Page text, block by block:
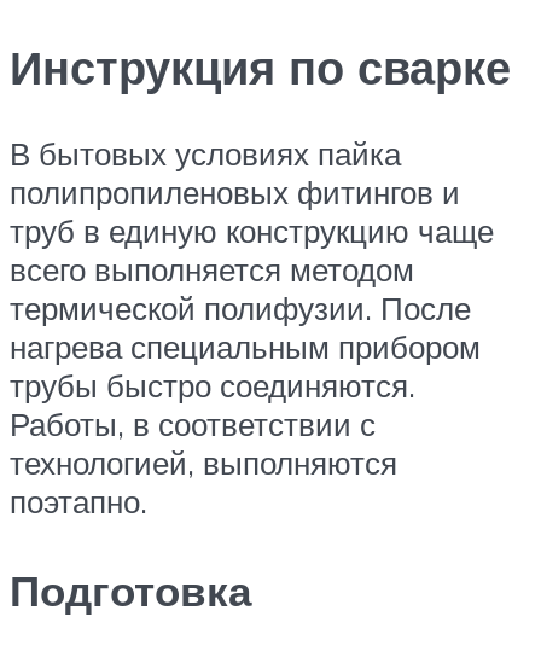
Инструкция по сварке
В бытовых условиях пайка
полипропиленовых фитингов и
труб в единую конструкцию чаще
всего выполняется методом
термической полифузии. После
нагрева специальным прибором
трубы быстро соединяются.
Работы, в соответствии с
технологией, выполняются
поэтапно.
Подготовка